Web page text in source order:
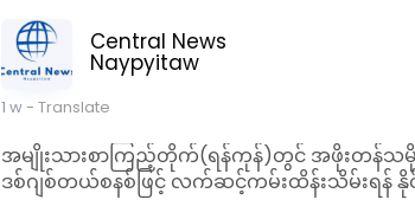
Central News
Naypyitaw
1 w- Translate
အမျိုးသားစာကြည့်တိုက်(ရန်ကုန်)တွင် အဖိုးတန်သမိုင်
ဒစ်ဂျစ်တယ်စနစ်ဖြင့် လက်ဆင့်ကမ်းထိန်းသိမ်းရန်